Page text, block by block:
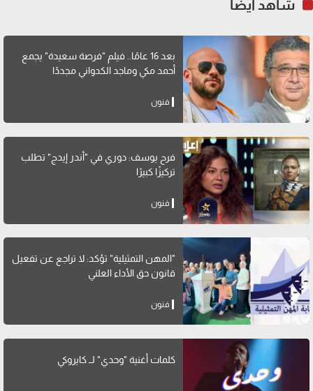
شاهد أيضاً
بعد 16 عامًا.. فيلم "فرصة سعيدة" يجمع
أحمد مكي وماجد الكدواني مجددًا
فنون
فرح يوسف: دوري في "أندر إيدج" تطلب
تركيزًا كبيرًا
فنون
"المهن التمثيلية" تؤكد: لا تراجع عن تفعيل
قانون حق الأداء العلني
فنون
كلمات أغنية "وحدي" لــ كايروكي